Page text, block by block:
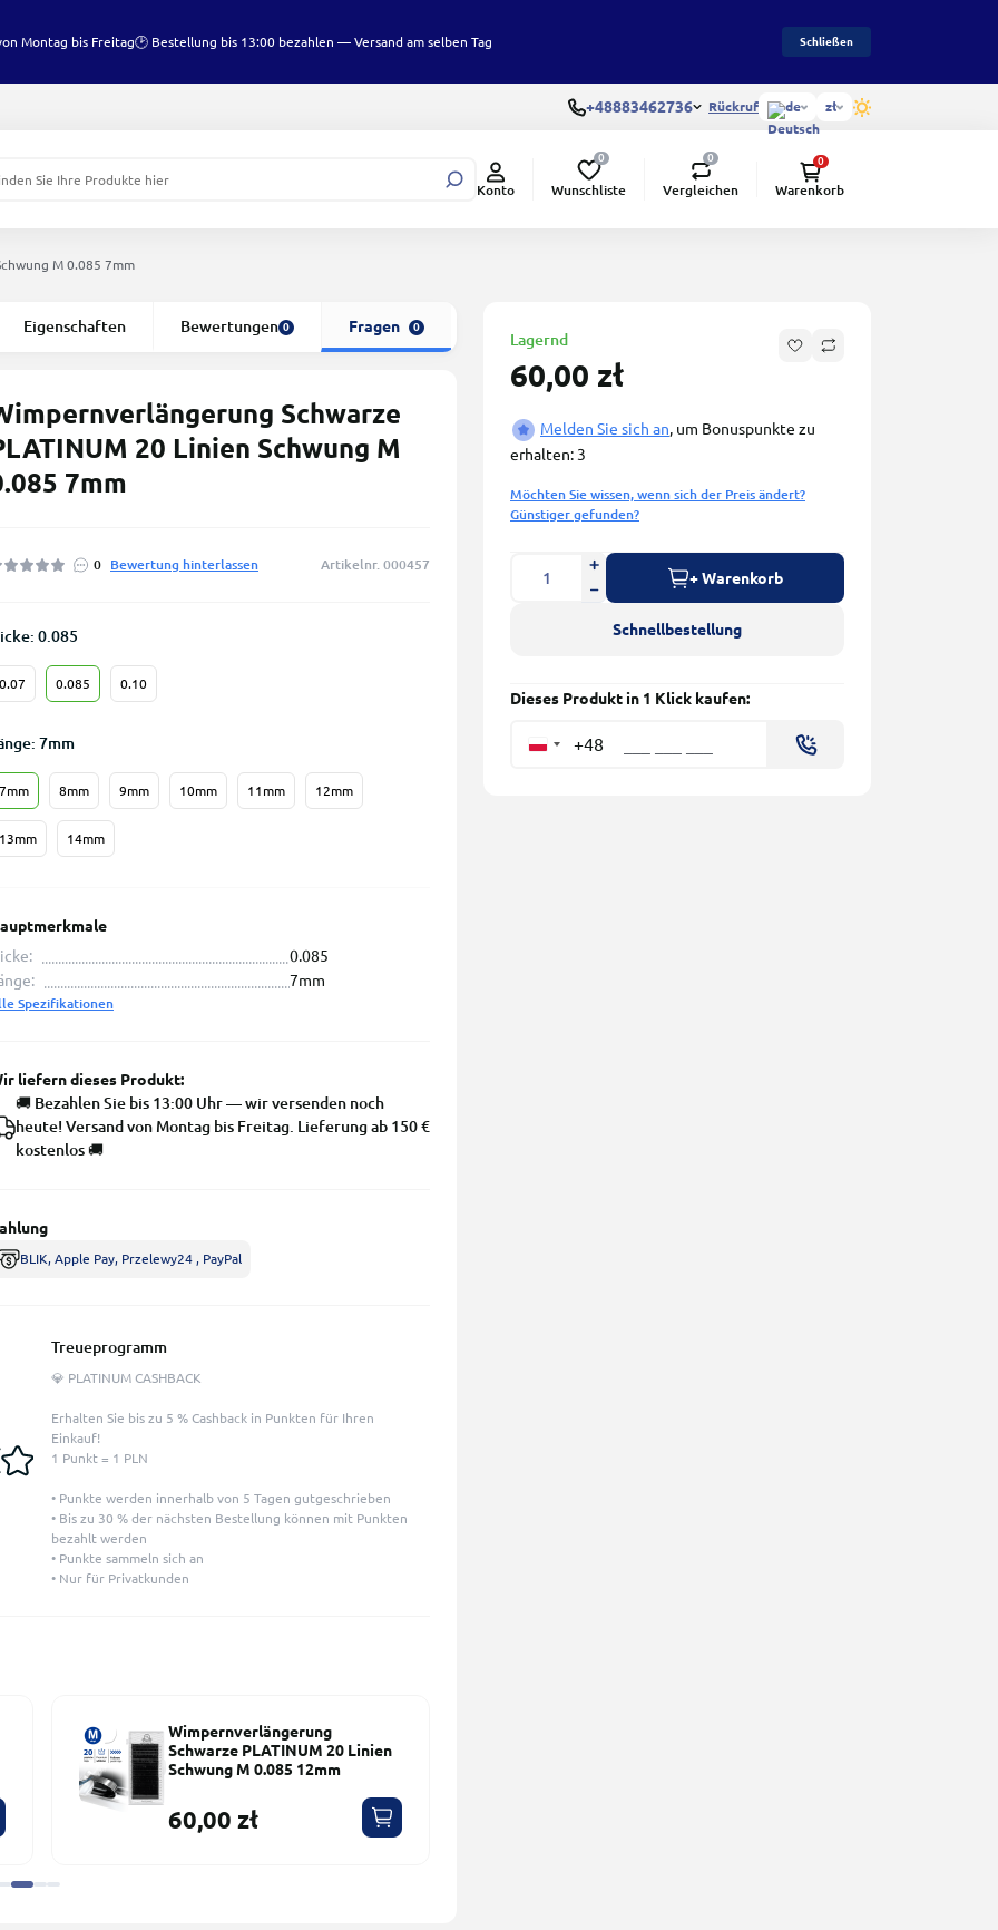
Montag bis Freitag🕑 Bestellung bis 13:00 bezahlen — Versand am selben Tag Schließen
+48883462736 Rückruf de zł
Konto
0
Wunschliste
0
Vergleichen
0
Warenkorb
M 0.085 7mm
Eigenschaften Bewertungen 0 Fragen 0
Schwarze
20 Linien Schwung M
7mm
0 Bewertung hinterlassen Artikelnr. 000457
Lagernd
60,00 zł
Melden Sie sich an, um Bonuspunkte zu
erhalten: 3
Möchten Sie wissen, wenn sich der Preis ändert?
Günstiger gefunden?
+ Warenkorb
Schnellbestellung
Dieses Produkt in 1 Klick kaufen:
+48
0.085
0.07 0.085 0.10
7mm
7mm 8mm 9mm 10mm 11mm 12mm
13mm 14mm
0.085
7mm
Spezifikationen
liefern dieses Produkt:
🚚 Bezahlen Sie bis 13:00 Uhr — wir versenden noch
heute! Versand von Montag bis Freitag. Lieferung ab 150 €
kostenlos 🚚
BLIK, Apple Pay, Przelewy24 , PayPal
Treueprogramm
💎 PLATINUM CASHBACK
Erhalten Sie bis zu 5 % Cashback in Punkten für Ihren
Einkauf!
1 Punkt = 1 PLN
• Punkte werden innerhalb von 5 Tagen gutgeschrieben
• Bis zu 30 % der nächsten Bestellung können mit Punkten
bezahlt werden
• Punkte sammeln sich an
• Nur für Privatkunden
Wimpernverlängerung
Schwarze PLATINUM 20 Linien
Schwung M 0.085 12mm
60,00 zł